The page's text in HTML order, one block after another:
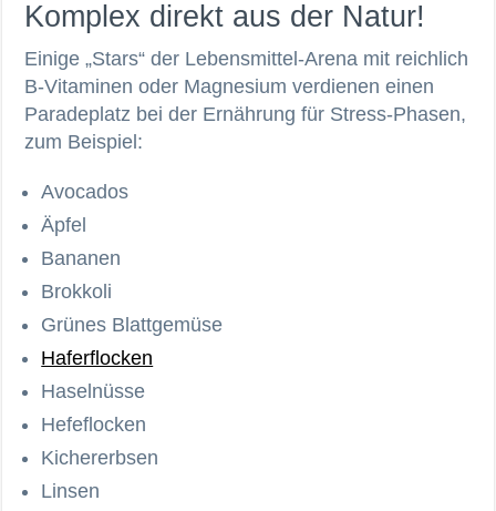
Komplex direkt aus der Natur!
Einige „Stars“ der Lebensmittel-Arena mit reichlich
B-Vitaminen oder Magnesium verdienen einen
Paradeplatz bei der Ernährung für Stress-Phasen,
zum Beispiel:
Avocados
Äpfel
Bananen
Brokkoli
Grünes Blattgemüse
Haferflocken
Haselnüsse
Hefeflocken
Kichererbsen
Linsen